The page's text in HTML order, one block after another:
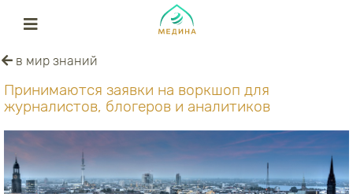
в мир знаний
Принимаются заявки на воркшоп для
журналистов, блогеров и аналитиков